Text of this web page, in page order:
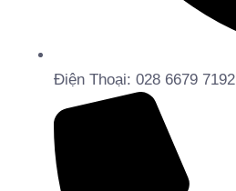
Điện Thoại: 028 6679 7192